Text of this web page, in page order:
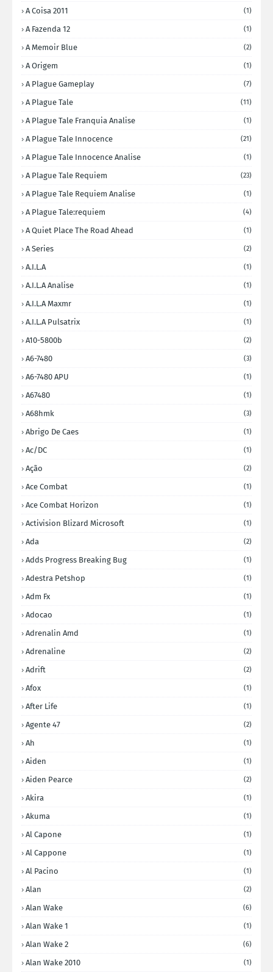
A Coisa 2011 (1)
A Fazenda 12 (1)
A Memoir Blue (2)
A Origem (1)
A Plague Gameplay (7)
A Plague Tale (11)
A Plague Tale Franquia Analise (1)
A Plague Tale Innocence (21)
A Plague Tale Innocence Analise (1)
A Plague Tale Requiem (23)
A Plague Tale Requiem Analise (1)
A Plague Tale:requiem (4)
A Quiet Place The Road Ahead (1)
A Series (2)
A.I.L.A (1)
A.I.L.A Analise (1)
A.I.L.A Maxmr (1)
A.I.L.A Pulsatrix (1)
A10-5800b (2)
A6-7480 (3)
A6-7480 APU (1)
A67480 (1)
A68hmk (3)
Abrigo De Caes (1)
Ac/DC (1)
Ação (2)
Ace Combat (1)
Ace Combat Horizon (1)
Activision Blizard Microsoft (1)
Ada (2)
Adds Progress Breaking Bug (1)
Adestra Petshop (1)
Adm Fx (1)
Adocao (1)
Adrenalin Amd (1)
Adrenaline (2)
Adrift (2)
Afox (1)
After Life (1)
Agente 47 (2)
Ah (1)
Aiden (1)
Aiden Pearce (2)
Akira (1)
Akuma (1)
Al Capone (1)
Al Cappone (1)
Al Pacino (1)
Alan (2)
Alan Wake (6)
Alan Wake 1 (1)
Alan Wake 2 (6)
Alan Wake 2010 (1)